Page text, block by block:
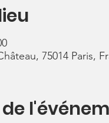
75014 Paris,